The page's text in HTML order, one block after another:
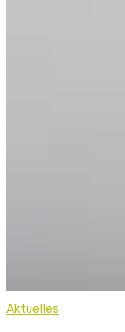
Aktuelles